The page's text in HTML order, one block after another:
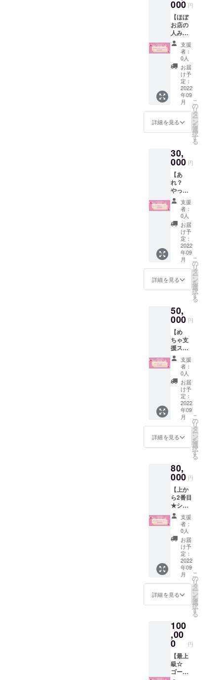
記入の
け先の
ご記載
をお願
い致し
ます。
ご帰宅
時にお
受け取
り希望
の場合
は不要
です。
にメイ
ドとの2
ショッ
トチェ
キ1枚提
供♡ ♡
推しの
限定ブ
ロマイ
ド1枚提
供♡ ♡
推しの
限定私
服ブロ
マイド1
枚提供
マイド
コスプ
提供♡
♡ご帰
宅時に
限定集
合チェ
キ1枚提
供♡ ✱
郵送ご
希望の
方は備
考欄に
郵送希
望とご
記入の
をお願
い致し
ます。
ご帰宅
時にお
受け取
り希望
の場合
は不要
です。
000 円
【ほぼ
お店の
人みた
いにな
るコー
ス】 ♡
ご帰宅
時に500
OFF♡
♡キャ
ンプ
ファイ
ヤー限
定お絵
帳提供
♡ ♡ご
帰宅時
にメイ
ドとの2
ショッ
トチェ
キ1枚提
供♡ ♡
推しの
限定ブ
ロマイ
ド1枚提
供♡ ♡
推しの
限定私
服ブロ
しの限
定ブロ
コスプ
レ版1枚
提供♡
♡ご帰
宅時に
限定集
合チェ
キ1枚提
供♡ ♡
推しか
らのお
礼の直
筆手紙
♡ ✱郵
欄に郵
送希望
とご記
入の上
お届け
先のご
記載を
お願い
致しま
す。 ご
帰宅時
受け取
り希望
の場合
は不要
支援
者：
0人
お届
け予
定：
2022
年09
月
詳細を見る
こ
の
リ
タ
ー
ン
を
選
択
す
る
30,
000 円
【あ
れ？
やっぱ
り関係
者な
の！？
のコー
ス】 ♡
ご帰宅
時に500
OFF♡
♡キャ
ンプ
ファイ
かき付
チェキ
帳提供
♡ ♡ご
帰宅時
にメイ
ドとの2
ショッ
トチェ
キ1枚提
供♡ ♡
推しの
限定ブ
ロマイ
ド1枚提
供♡ ♡
推しの
枚提供
♡ ♡推
定ブロ
マイド
コスプ
レ版1枚
提供♡
♡ご帰
宅時に
限定集
合チェ
キ1枚提
供♡ ♡
推しか
らのお
礼の直
のお礼
の
Twitter
はメー
ルでの
動画送
支援
者：
0人
お届
け予
定：
2022
年09
月
詳細を見る
こ
の
リ
タ
ー
ン
を
選
択
す
る
50,
000 円
【め
ちゃ支
援スペ
シャル
コー
ス】 ♡
ご帰宅
時に500
OFF♡
♡キャ
ンプ
ファイ
ヤー限
定お絵
帳提供
♡ ♡ご
帰宅時
にメイ
ドとの2
ショッ
トチェ
キ1枚提
供♡ ♡
推しの
限定ブ
ロマイ
ド1枚提
供♡ ♡
推しの
限定私
服ブロ
しの限
定ブロ
マイド
コスプ
レ版1枚
提供♡
♡ご帰
支援
者：
0人
お届
け予
定：
2022
年09
月
詳細を見る
こ
の
リ
タ
ー
ン
を
選
択
す
る
80,
000 円
【上か
ら2番目
★シル
バーVIP
コー
ス】 ♡
ご帰宅
時に500
OFF♡
♡キャ
ンプ
ファイ
ヤー限
定お絵
帳提供
♡ ♡ご
帰宅時
にメイ
ドとの2
ショッ
トチェ
支援
者：
0人
お届
け予
定：
2022
年09
月
詳細を見る
こ
の
リ
タ
ー
ン
を
選
択
す
る
100
,00
0 円
【最上
級☆
ゴール